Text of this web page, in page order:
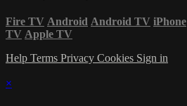
Fire TV Android Android TV iPhone
TV Apple TV
Help Terms Privacy Cookies Sign in
×